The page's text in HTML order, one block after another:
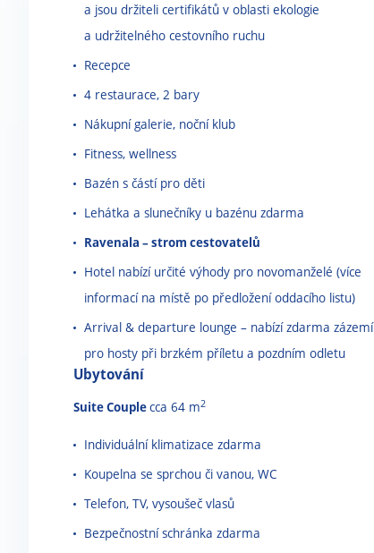
a jsou držiteli certifikátů v oblasti ekologie
a udržitelného cestovního ruchu
Recepce
4 restaurace, 2 bary
Nákupní galerie, noční klub
Fitness, wellness
Bazén s částí pro děti
Lehátka a slunečníky u bazénu zdarma
Ravenala –strom cestovatelů
Hotel nabízí určité výhody pro novomanželé (více
informací na místě po předložení oddacího listu)
Arrival & departure lounge – nabízí zdarma zázemí
pro hosty při brzkém příletu a pozdním odletu
Ubytování
Suite Couplecca 64 m2
Individuální klimatizace zdarma
Koupelna se sprchou či vanou, WC
Telefon, TV, vysoušeč vlasů
Bezpečnostní schránka zdarma